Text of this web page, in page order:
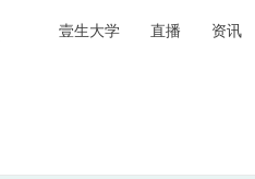
壹生大学 直播 资讯